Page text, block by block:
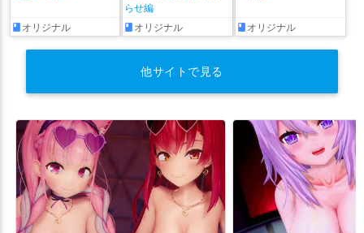
オリジナル
らせ編
オリジナル
オリジナル
他サイトで見る